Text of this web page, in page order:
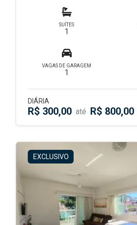
SUÍTES
1
VAGAS DE GARAGEM
1
DIÁRIA
R$ 300,00 até R$ 800,00
EXCLUSIVO